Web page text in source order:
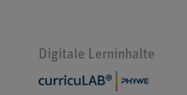
Digitale Lerninhalte